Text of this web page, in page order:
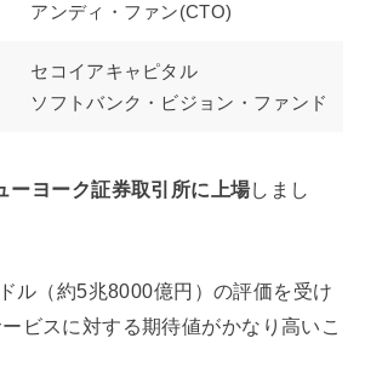
アンディ・ファン(CTO)
セコイアキャピタル
ソフトバンク・ビジョン・ファンド
ーヨーク証券取引所に上場しまし
ル（約5兆8000億円）の評価を受け
ビスに対する期待値がかなり高いこ